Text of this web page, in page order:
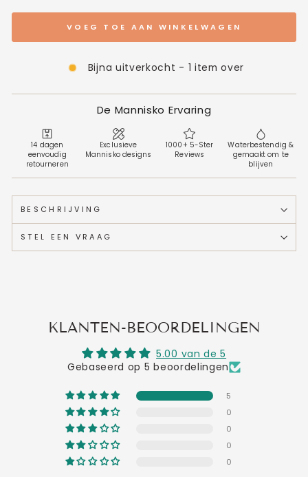
VOEG TOE AAN WINKELWAGEN
Bijna uitverkocht - 1 item over
De Mannisko Ervaring
14 dagen
eenvoudig
retourneren
Exclusieve
Mannisko designs
1000+ 5-Ster
Reviews
Waterbestendig &
gemaakt om te
blijven
BESCHRIJVING
STEL EEN VRAAG
KLANTEN-BEOORDELINGEN
5.00 van de 5
Gebaseerd op 5 beoordelingen
5
0
0
0
0